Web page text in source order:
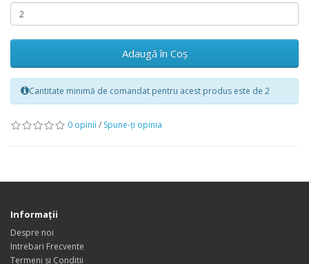
Adaugă în Coş
Cantitate minimă de comandat pentru acest produs este de 2
0 opinii / Spune-ţi opinia
Informaţii
Despre noi
Intrebari Frecvente
Termeni si Conditii